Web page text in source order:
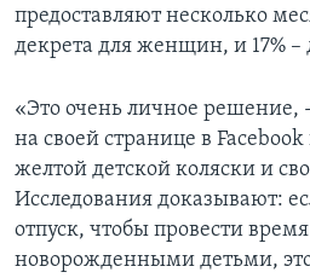
предоставляют несколько
декрета для женщин, и 17%
«Это очень личное решение,
на своей странице в
желтой детской коляски и
Исследования доказывают:
отпуск, чтобы провести
новорожденными детьми,